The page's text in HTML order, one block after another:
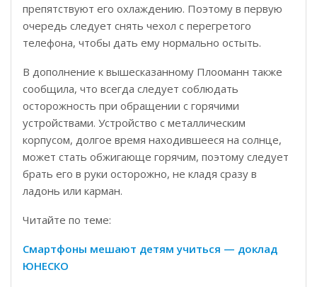
препятствуют его охлаждению. Поэтому в первую
очередь следует снять чехол с перегретого
телефона, чтобы дать ему нормально остыть.
В дополнение к вышесказанному Плооманн также
сообщила, что всегда следует соблюдать
осторожность при обращении с горячими
устройствами. Устройство с металлическим
корпусом, долгое время находившееся на солнце,
может стать обжигающе горячим, поэтому следует
брать его в руки осторожно, не кладя сразу в
ладонь или карман.
Читайте по теме:
Смартфоны мешают детям учиться — доклад
ЮНЕСКО